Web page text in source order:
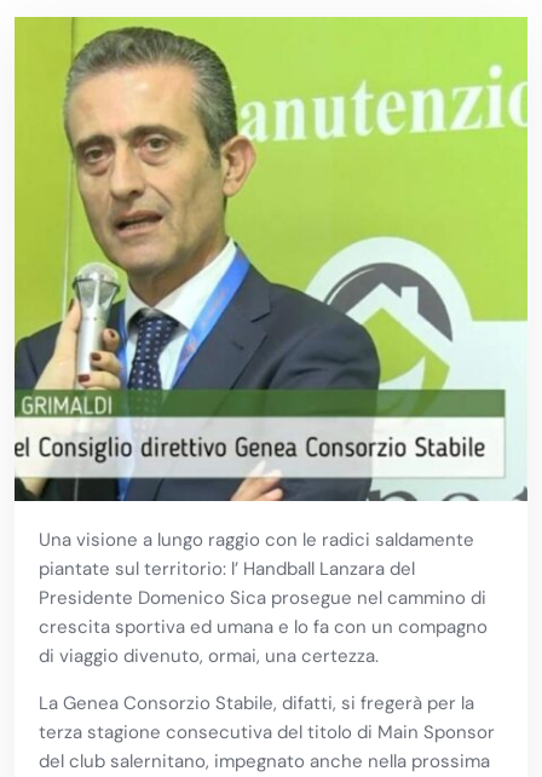
Una visione a lungo raggio con le radici saldamente
piantate sul territorio: l’ Handball Lanzara del
Presidente Domenico Sica prosegue nel cammino di
crescita sportiva ed umana e lo fa con un compagno
di viaggio divenuto, ormai, una certezza.
La Genea Consorzio Stabile, difatti, si fregerà per la
terza stagione consecutiva del titolo di Main Sponsor
del club salernitano, impegnato anche nella prossima